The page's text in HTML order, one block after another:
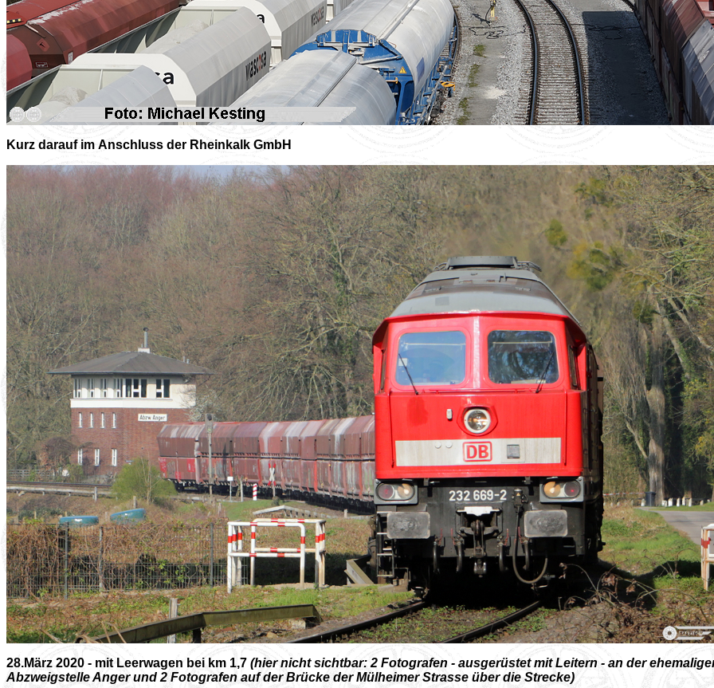
Kurz darauf im Anschluss der Rheinkalk GmbH
28.März 2020 - mit Leerwagen bei km 1,7 (hier nicht sichtbar: 2 Fotografen - ausgerüstet mit Leitern - an der
Abzweigstelle Anger und 2 Fotografen auf der Brücke der Mülheimer Strasse über die Strecke)